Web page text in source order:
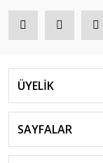
ÜYELİK
SAYFALAR